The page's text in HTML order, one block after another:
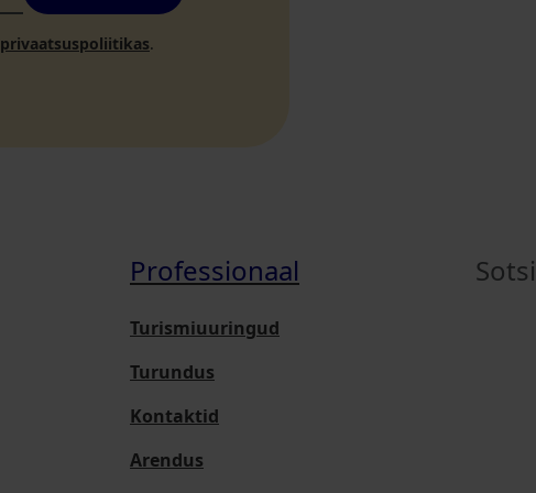
privaatsuspoliitikas.
Professionaal
Turismiuuringud
Turundus
Kontaktid
Arendus